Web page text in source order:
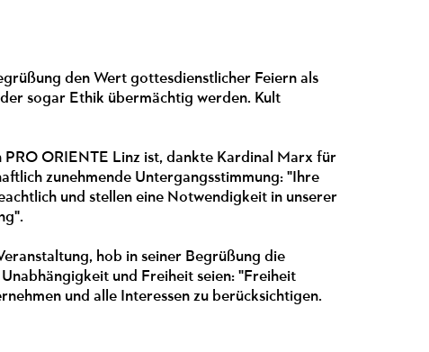
den Wert gottesdienstlicher Feiern als
sogar Ethik übermächtig werden. Kult
ORIENTE Linz ist, dankte Kardinal Marx für
zunehmende Untergangsstimmung: "Ihre
und stellen eine Notwendigkeit in unserer
hob in seiner Begrüßung die
und Freiheit seien: "Freiheit
und alle Interessen zu berücksichtigen.